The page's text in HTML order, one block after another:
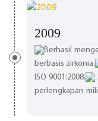
2009
Berhasil
berbasis zirkonia.
ISO 9001:2008.
perlengkapan